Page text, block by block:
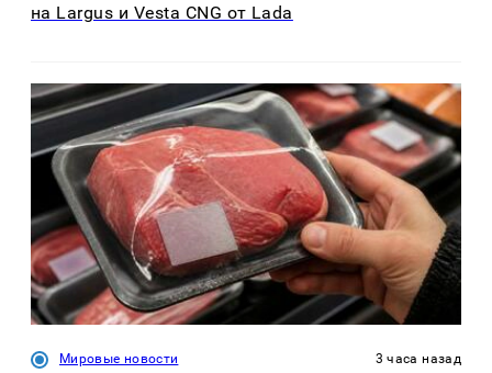
на Largus и Vesta CNG от Lada
Мировые новости 3 часа назад